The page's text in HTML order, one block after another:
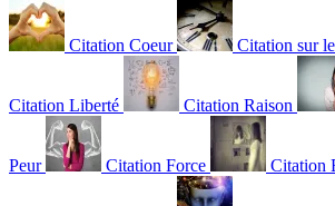
Citation Coeur Citation sur
Citation Liberté Citation Raison
Peur Citation Force Citation